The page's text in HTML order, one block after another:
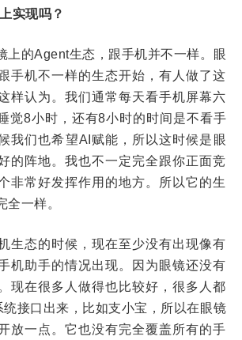
实现吗？
上的Agent生态，跟手机并不一样。眼
手机不一样的生态开始，有人做了这
样认为。我们通常每天看手机屏幕六
觉8小时，还有8小时的时间是不看手
我们也希望AI赋能，所以这时候是眼
的阵地。我也不一定完全跟你正面竞
非常好发挥作用的地方。所以它的生
全一样。
生态的时候，现在至少没有出现像有
机助手的情况出现。因为眼镜还没有
现在很多人做得也比较好，很多人都
接口出来，比如支小宝，所以在眼镜
放一点。它也没有完全覆盖所有的手